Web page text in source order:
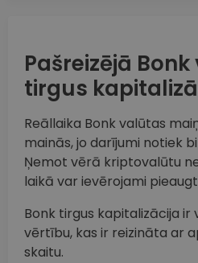
Pašreizējā
tirgus
Reāllaika Bonk valūtas
mainās, jo darījumi notiek
Ņemot vērā kriptovalūtu
laikā var ievērojami
Bonk tirgus kapitalizācija ir
vērtību, kas ir reizināta ar
skaitu.